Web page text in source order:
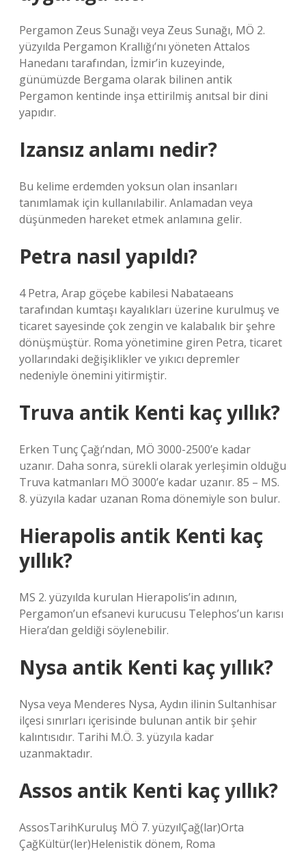
Pergamon Zeus Sunağı veya Zeus Sunağı, MÖ 2.
yüzyılda Pergamon Krallığı’nı yöneten Attalos
Hanedanı tarafından, İzmir’in kuzeyinde,
günümüzde Bergama olarak bilinen antik
Pergamon kentinde inşa ettirilmiş anıtsal bir dini
yapıdır.
Izansız anlamı nedir?
Bu kelime erdemden yoksun olan insanları
tanımlamak için kullanılabilir. Anlamadan veya
düşünmeden hareket etmek anlamına gelir.
Petra nasıl yapıldı?
4 Petra, Arap göçebe kabilesi Nabataeans
tarafından kumtaşı kayalıkları üzerine kurulmuş ve
ticaret sayesinde çok zengin ve kalabalık bir şehre
dönüşmüştür. Roma yönetimine giren Petra, ticaret
yollarındaki değişiklikler ve yıkıcı depremler
nedeniyle önemini yitirmiştir.
Truva antik Kenti kaç yıllık?
Erken Tunç Çağı’ndan, MÖ 3000-2500’e kadar
uzanır. Daha sonra, sürekli olarak yerleşimin olduğu
Truva katmanları MÖ 3000’e kadar uzanır. 85 – MS.
8. yüzyıla kadar uzanan Roma dönemiyle son bulur.
Hierapolis antik Kenti kaç
yıllık?
MS 2. yüzyılda kurulan Hierapolis’in adının,
Pergamon’un efsanevi kurucusu Telephos’un karısı
Hiera’dan geldiği söylenebilir.
Nysa antik Kenti kaç yıllık?
Nysa veya Menderes Nysa, Aydın ilinin Sultanhisar
ilçesi sınırları içerisinde bulunan antik bir şehir
kalıntısıdır. Tarihi M.Ö. 3. yüzyıla kadar
uzanmaktadır.
Assos antik Kenti kaç yıllık?
AssosTarihKuruluş MÖ 7. yüzyılÇağ(lar)Orta
ÇağKültür(ler)Helenistik dönem, Roma